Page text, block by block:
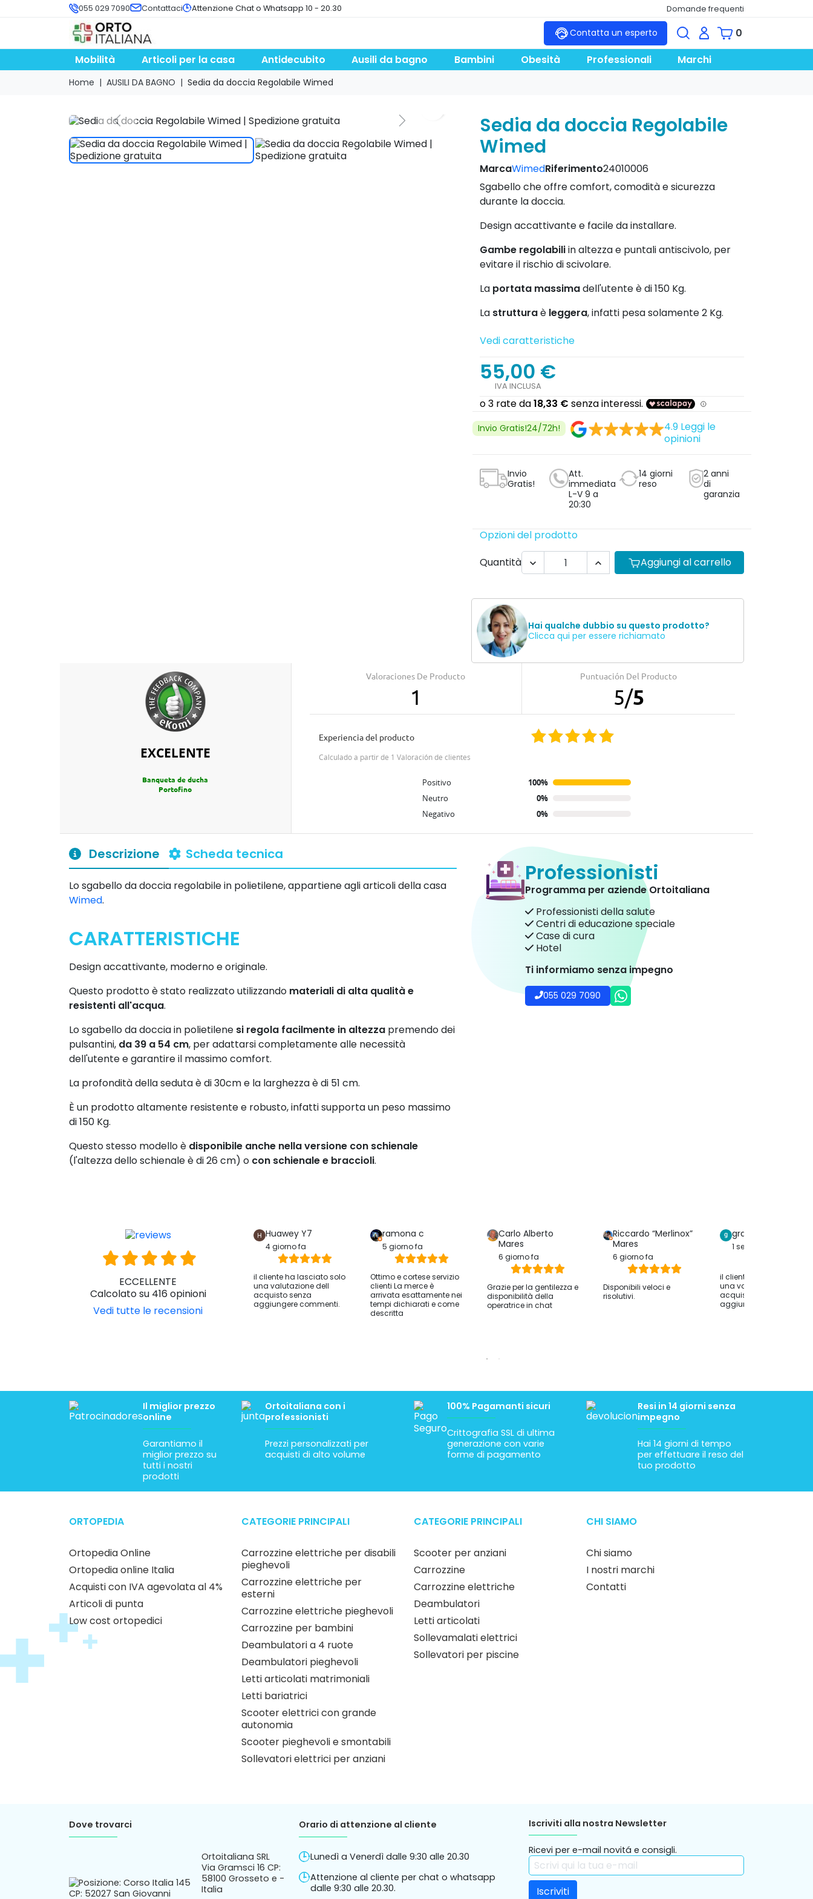
055 029 7090 Contattaci Attenzione Chat o Whatsapp 10 - 20.30 Domande frequenti
Contatta un esperto
0
Mobilità
Articoli per la casa Antidecubito Ausili da bagno Bambini Obesità Professionali Marchi
Home AUSILI DA BAGNO Sedia da doccia Regolabile Wimed
Sedia da doccia Regolabile
Wimed
MarcaWimedRiferimento24010006
Sgabello che offre comfort, comodità e sicurezza
durante la doccia.
Design accattivante e facile da installare.
Gambe regolabiliin altezza e puntali antiscivolo, per
evitare il rischio di scivolare.
La portata massimadell'utente è di 150 Kg.
La strutturaè leggera, infatti pesa solamente 2 Kg.
Vedi caratteristiche
55,00 €
IVA INCLUSA
Invio Gratis!24/72h! 4.9 Leggi le
opinioni
Invio
Gratis!
Att.
immediata
L-V 9 a
20:30
14 giorni
reso
2 anni
di
garanzia
Opzioni del prodotto
Quantità
  Aggiungi al carrello
Hai qualche dubbio su questo prodotto?
Clicca qui per essere richiamato
EXCELENTE
Banqueta de ducha
Portofino
Valoraciones De Producto
1
Puntuación Del Producto
5/5
Experiencia del producto
Calculado a partir de 1 Valoración de clientes
Positivo
100%
Neutro
0%
Negativo
0%
Professionisti
Programma per aziende Ortoitaliana
Professionisti della salute
Centri di educazione speciale
Case di cura
Hotel
Ti informiamo senza impegno
055 029 7090
Descrizione Scheda tecnica
Lo sgabello da doccia regolabile in polietilene, appartiene agli articoli della casa
Wimed.
CARATTERISTICHE
Design accattivante, moderno e originale.
Questo prodotto è stato realizzato utilizzando materiali di alta qualità e
resistenti all'acqua.
Lo sgabello da doccia in polietilene si regola facilmente in altezza premendo dei
pulsantini, da 39 a 54 cm, per adattarsi completamente alle necessità
dell'utente e garantire il massimo comfort.
La profondità della seduta è di 30cm e la larghezza è di 51 cm.
È un prodotto altamente resistente e robusto, infatti supporta un peso massimo
di 150 Kg.
Questo stesso modello è disponibile anche nella versione con schienale
(l'altezza dello schienale è di 26 cm) o con schienale e braccioli.
ECCELLENTE
Calcolato su 416 opinioni
Vedi tutte le recensioni
Huawey Y7
4 giorno fa
il cliente ha lasciato solo
una valutazione dell
acquisto senza
aggiungere commenti.
ramona c
5 giorno fa
Ottimo e cortese servizio
clienti La merce è
arrivata esattamente nei
tempi dichiarati e come
descritta
Carlo Alberto
Mares
6 giorno fa
Grazie per la gentilezza e
disponibilità della
operatrice in chat
Riccardo “Merlinox”
Mares
6 giorno fa
Disponibili veloci e
risolutivi.
graziella serreri
1 settimana fa
il cliente ha lasciato solo
una valutazione dell
acquisto senza
aggiungere commenti.
Il miglior prezzo
online
Garantiamo il
miglior prezzo su
tutti i nostri
prodotti
Ortoitaliana con i
professionisti
Prezzi personalizzati per
acquisti di alto volume
100% Pagamanti sicuri
Crittografia SSL di ultima
generazione con varie
forme di pagamento
Resi in 14 giorni senza
impegno
Hai 14 giorni di tempo
per effettuare il reso del
tuo prodotto
ORTOPEDIA
Ortopedia Online
Ortopedia online Italia
Acquisti con IVA agevolata al 4%
Articoli di punta
Low cost ortopedici
CATEGORIE PRINCIPALI
Carrozzine elettriche per disabili
pieghevoli
Carrozzine elettriche per
esterni
Carrozzine elettriche pieghevoli
Carrozzine per bambini
Deambulatori a 4 ruote
Deambulatori pieghevoli
Letti articolati matrimoniali
Letti bariatrici
Scooter elettrici con grande
autonomia
Scooter pieghevoli e smontabili
Sollevatori elettrici per anziani
CATEGORIE PRINCIPALI
Scooter per anziani
Carrozzine
Carrozzine elettriche
Deambulatori
Letti articolati
Sollevamalati elettrici
Sollevatori per piscine
CHI SIAMO
Chi siamo
I nostri marchi
Contatti
Dove trovarci
Ortoitaliana SRL
Via Gramsci 16 CP:
58100 Grosseto e -
Italia
Orario di attenzione al cliente
Lunedì a Venerdì dalle 9:30 alle 20.30
Attenzione al cliente per chat o whatsapp
dalle 9:30 alle 20.30.
Iscriviti alla nostra Newsletter
Ricevi per e-mail novitá e consigli.